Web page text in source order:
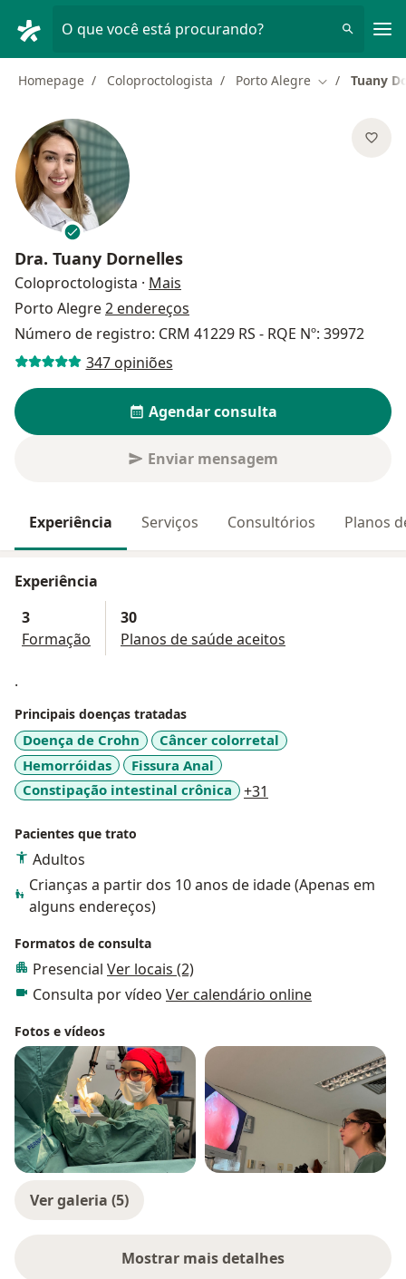
O que você está procurando?
Homepage Coloproctologista Porto Alegre Mudar de
Tuany
Dra. Tuany Dornelles
Coloproctologista · Mais
Porto Alegre2 endereços
Número de registro: CRM 41229 RS - RQE Nº: 39972
347 opiniões
Agendar consulta
Enviar mensagem
Experiência Serviços Consultórios Planos
Experiência
3
Formação
30
Planos de saúde aceitos
.
Principais doenças tratadas
Doença de Crohn
Câncer colorretal
Hemorróidas
Fissura Anal
Constipação intestinal crônica
+31
Pacientes que trato
Adultos
Crianças a partir dos 10 anos de idade (Apenas em
alguns endereços)
Formatos de consulta
Presencial Ver locais (2)
Consulta por vídeo Ver calendário online
Fotos e vídeos
Ver galeria (5)
Mostrar mais detalhes
sobre a experiência